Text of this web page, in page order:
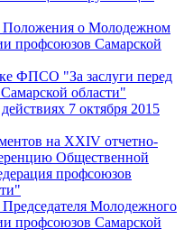
Положения о Молодежном
профсоюзов Самарской
ФПСО "За заслуги перед
области"
7 октября 2015
на XXIV отчетно-
Общественной
профсоюзов
Молодежного
профсоюзов Самарской